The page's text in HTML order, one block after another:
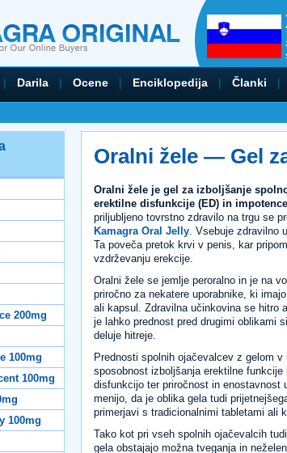
| Darila | Ocene | Enciklopedija | Članki |
200mg
100mg
100mg
100mg
Oralni žele — Gel
Oralni žele je gel za izboljšanje
erektilne disfunkcije (ED) in
priljubljeno tovrstno zdravilo na trgu se
Kamagra Oral Jelly . Vsebuje zdravilno
Ta poveča pretok krvi v penis, kar
vzdrževanju erekcije.
Oralni žele se jemlje peroralno in je na
priročno za nekatere uporabnike, ki
ali kapsul. Zdravilna učinkovina se hitro
je lahko prednost pred drugimi oblikami
deluje hitreje.
Prednosti spolnih ojačevalcev z gelom
sposobnost izboljšanja erektilne
disfunkcijo ter priročnost in enostavnost
menijo, da je oblika gela tudi
primerjavi s tradicionalnimi tabletami ali
Tako kot pri vseh spolnih ojačevalcih
gela obstajajo možna tveganja in